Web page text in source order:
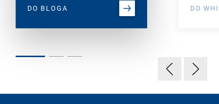
DO BLOGA DO